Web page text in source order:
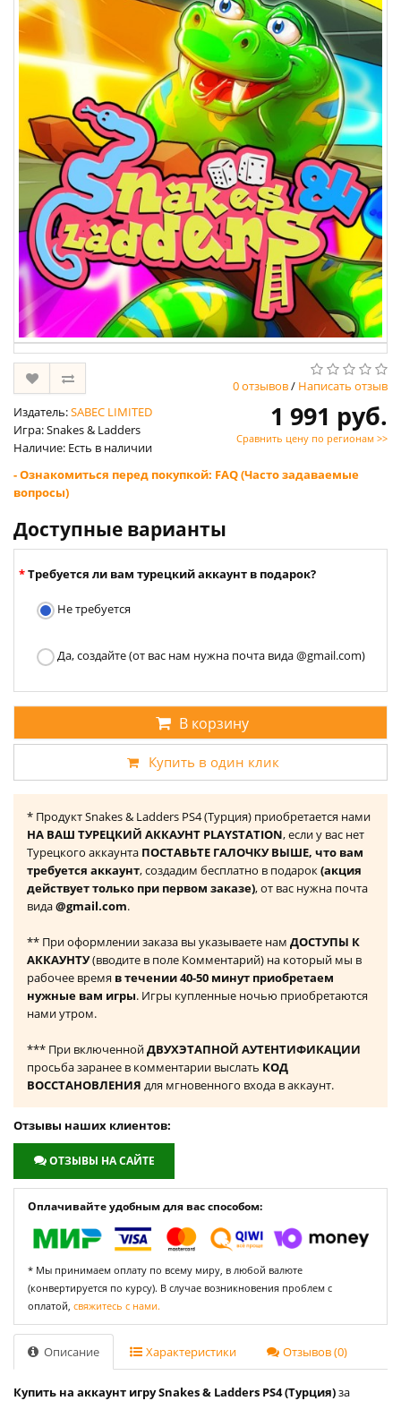
0 отзывов/ Написать отзыв
Издатель:SABEC LIMITED
Игра: Snakes & Ladders
Наличие: Есть в наличии
1 991 руб.
Сравнить цену по регионам >>
- Ознакомиться перед покупкой: FAQ (Часто задаваемые
вопросы)
Доступные варианты
Требуется ли вам турецкий аккаунт в подарок?
Не требуется
Да, создайте (от вас нам нужна почта вида @gmail.com)
В корзину
Купить в один клик
* Продукт Snakes & Ladders PS4 (Турция) приобретается нами
НА ВАШ ТУРЕЦКИЙ АККАУНТ PLAYSTATION, если у вас нет
Турецкого аккаунта ПОСТАВЬТЕ ГАЛОЧКУ ВЫШЕ, что вам
требуется аккаунт, создадим бесплатно в подарок(акция
действует только при первом заказе), от вас нужна почта
вида@gmail.com.
** При оформлении заказа вы указываете нам ДОСТУПЫ К
АККАУНТУ(вводите в поле Комментарий) на который мы в
рабочее время в течении 40-50 минут приобретаем
нужные вам игры. Игры купленные ночью приобретаются
нами утром.
*** При включеннойДВУХЭТАПНОЙ АУТЕНТИФИКАЦИИ
просьба заранее в комментарии выслать КОД
ВОССТАНОВЛЕНИЯ для мгновенного входа в аккаунт.
Отзывы наших клиентов:
ОТЗЫВЫ НА САЙТЕ
Оплачивайте удобным для вас способом:
* Мы принимаем оплату по всему миру, в любой валюте
(конвертируется по курсу). В случае возникновения проблем с
оплатой, свяжитесь с нами.
Описание Характеристики Отзывов (0)
Купить на аккаунт игру Snakes & Ladders PS4 (Турция)за